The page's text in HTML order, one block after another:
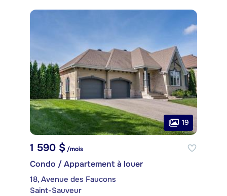
19
1 590 $ /mois
Condo / Appartement à louer
18, Avenue des Faucons
Saint-Sauveur